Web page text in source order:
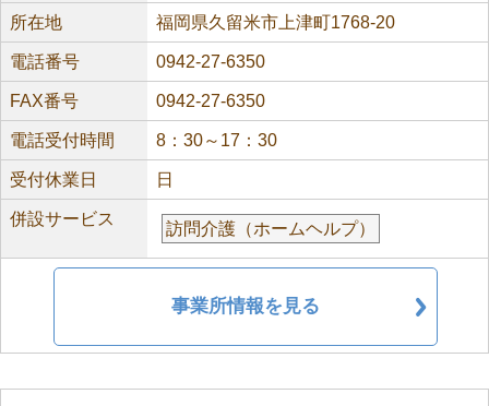
所在地 福岡県久留米市上津町1768-20
電話番号 0942-27-6350
FAX番号 0942-27-6350
電話受付時間 8：30～17：30
受付休業日 日
併設サービス
訪問介護（ホームヘルプ）
事業所情報を見る